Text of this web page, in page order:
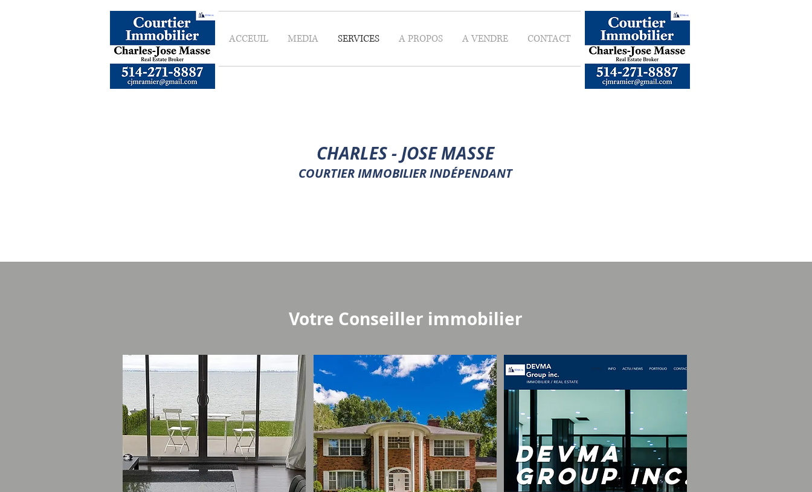
ACCEUIL MEDIA SERVICES A PROPOS A VENDRE CONTACT
CHARLES - JOSE MASSE
COURTIER IMMOBILIER INDÉPENDANT
Votre Conseiller immobilier